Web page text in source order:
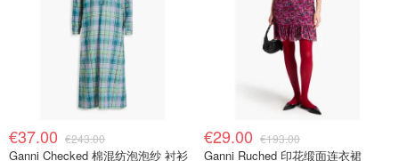
€37.00 €243.00
Ganni Checked 棉混纺泡泡纱 衬衫
€29.00 €193.00
Ganni Ruched 印花缎面连衣裙